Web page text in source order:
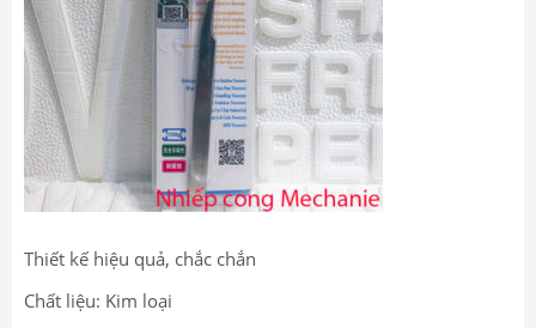
Thiết kế hiệu quả, chắc chắn
Chất liệu: Kim loại